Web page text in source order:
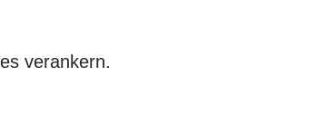
verankern.